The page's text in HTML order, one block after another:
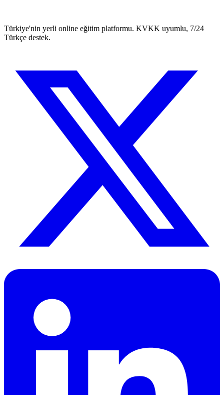
Türkiye'nin yerli online eğitim platformu. KVKK uyumlu, 7/24
Türkçe destek.